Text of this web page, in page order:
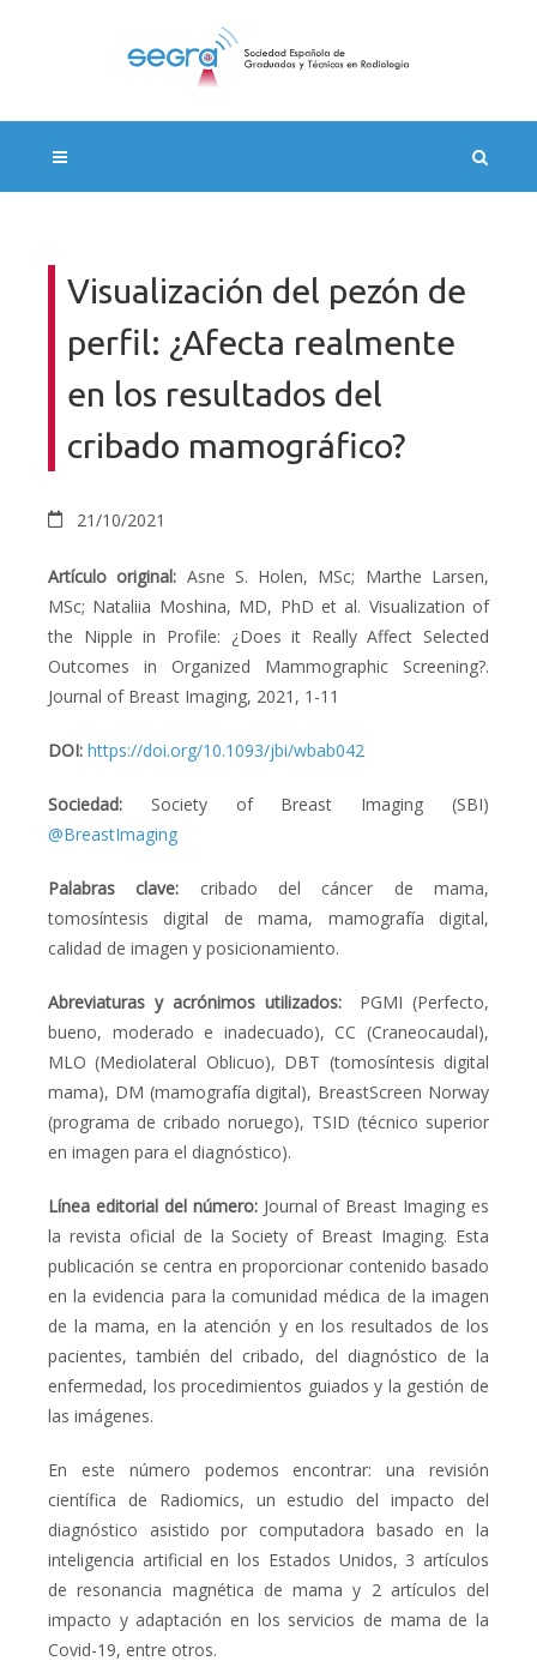
Visualización del pezón de
perfil: ¿Afecta realmente
en los resultados del
cribado mamográfico?
21/10/2021
Artículo original: Asne S. Holen, MSc; Marthe Larsen,
MSc; Nataliia Moshina, MD, PhD et al. Visualization of
the Nipple in Profile: ¿Does it Really Affect Selected
Outcomes in Organized Mammographic Screening?.
Journal of Breast Imaging, 2021, 1-11
DOI: https://doi.org/10.1093/jbi/wbab042
Sociedad:
Society of Breast Imaging (SBI)
@BreastImaging
Palabras clave:
cribado del cáncer de mama,
tomosíntesis digital de mama, mamografía digital,
calidad de imagen y posicionamiento.
Abreviaturas y acrónimos utilizados:PGMI (Perfecto,
bueno, moderado e inadecuado), CC (Craneocaudal),
MLO (Mediolateral Oblicuo), DBT (tomosíntesis digital
mama), DM (mamografía digital), BreastScreen Norway
(programa de cribado noruego), TSID (técnico superior
en imagen para el diagnóstico).
Línea editorial del número: Journal of Breast Imaging es
la revista oficial de la Society of Breast Imaging. Esta
publicación se centra en proporcionar contenido basado
en la evidencia para la comunidad médica de la imagen
de la mama, en la atención y en los resultados de los
pacientes, también del cribado, del diagnóstico de la
enfermedad, los procedimientos guiados y la gestión de
las imágenes.
En este número podemos encontrar: una revisión
científica de Radiomics, un estudio del impacto del
diagnóstico asistido por computadora basado en la
inteligencia artificial en los Estados Unidos, 3 artículos
de resonancia magnética de mama y 2 artículos del
impacto y adaptación en los servicios de mama de la
Covid-19, entre otros.